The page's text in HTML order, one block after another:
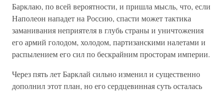
Барклаю, по всей вероятности, и пришла мысль, что, если
Наполеон нападет на Россию, спасти может тактика
заманивания неприятеля в глубь страны и уничтожения
его армий голодом, холодом, партизанскими налетами и
распылением его сил по бескрайним просторам империи.
Через пять лет Барклай сильно изменил и существенно
дополнил этот план, но его сердцевинная суть осталась